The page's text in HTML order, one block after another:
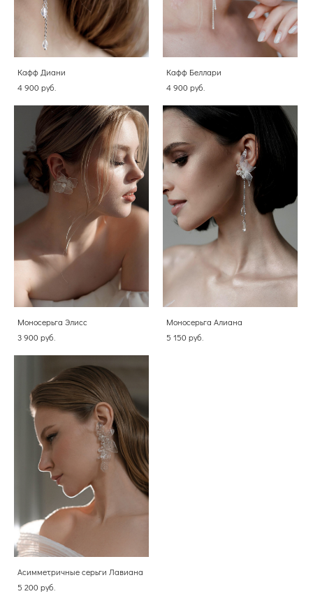
Кафф Диани
4 900 pуб.
Кафф Беллари
4 900 pуб.
Моносерьга Элисс
3 900 pуб.
Моносерьга Алиана
5 150 pуб.
Асимметричные серьги Лавиана
5 200 pуб.